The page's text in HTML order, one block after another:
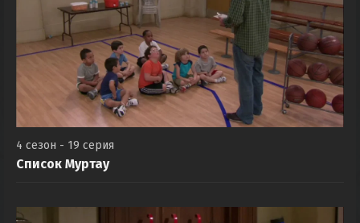
4 сезон - 19 серия
Список Муртау